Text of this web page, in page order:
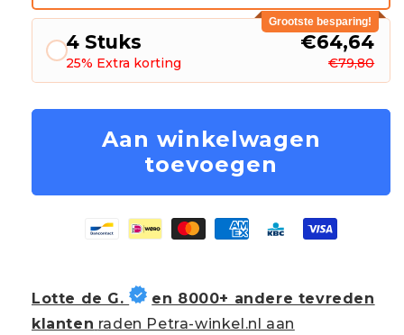
Grootste besparing!
4 Stuks
25% Extra korting
€64,64
€79,80
Aan winkelwagen
toevoegen
Lotte de G.
en 8000+ andere tevreden
klanten raden Petra-winkel.nl aan